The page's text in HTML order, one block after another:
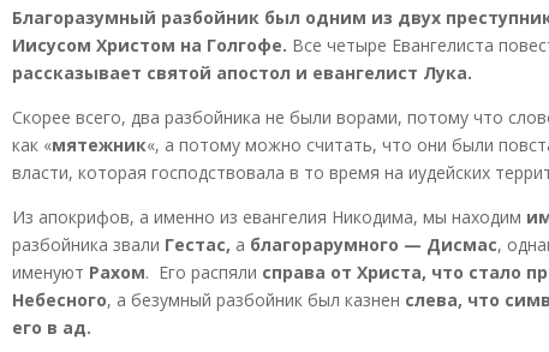
Благоразумный разбойник был одним из двух
Иисусом Христом на Голгофе. Все четыре Евангелиста
рассказывает святой апостол и евангелист Лука.
Скорее всего, два разбойника не были ворами, потому что
как «мятежник«, а потому можно считать, что они были
власти, которая господствовала в то время на иудейских
Из апокрифов, а именно из евангелия Никодима, мы находим
разбойника звали Гестас, а благорарумного — Дисмас,
именуют Рахом. Его распяли справа от Христа, что стало
Небесного, а безумный разбойник был казнен слева, что
его в ад.